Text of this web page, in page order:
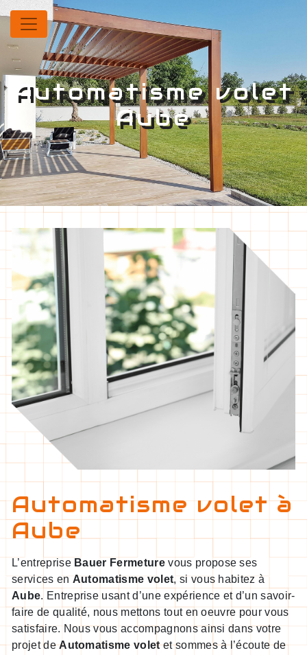
Panneau de gestion des cookies
Automatisme volet
Aube
Automatisme volet à
Aube
L’entreprise Bauer Fermeturevous propose ses
services en Automatisme volet, si vous habitez à
Aube. Entreprise usant d’une expérience et d’un savoir-
faire de qualité, nous mettons tout en oeuvre pour vous
satisfaire. Nous vous accompagnons ainsi dans votre
projet deAutomatisme voletet sommes à l’écoute de